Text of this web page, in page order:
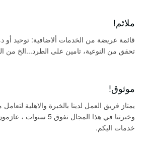
ملائم!
قائمة عريضة من الخدمات ألاضافية: توحيد أو
تحقق من النوعية، تامين على الطرد...الخ من
موثوق!
يمتاز فريق العمل لدينا بالخبرة والاهلية لتعامل
وخبرتنا في هذا المجال تفوق 5
خدمات اليكم.